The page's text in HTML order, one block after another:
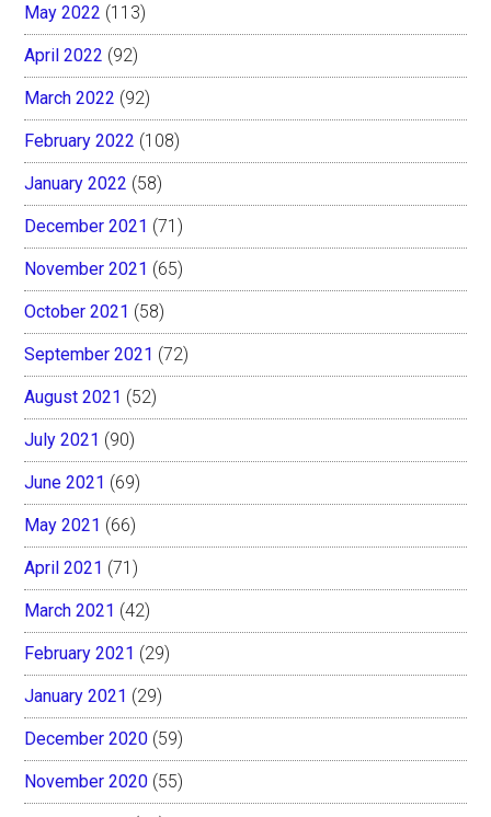
May 2022 (113)
April 2022 (92)
March 2022 (92)
February 2022 (108)
January 2022 (58)
December 2021 (71)
November 2021 (65)
October 2021 (58)
September 2021 (72)
August 2021 (52)
July 2021 (90)
June 2021 (69)
May 2021 (66)
April 2021 (71)
March 2021 (42)
February 2021 (29)
January 2021 (29)
December 2020 (59)
November 2020 (55)